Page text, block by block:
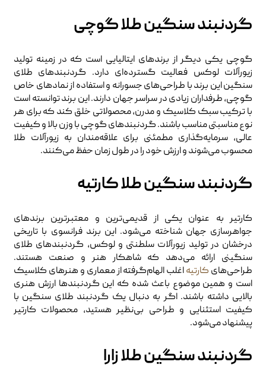
گردنبند سنگین طلا گوچی
گوچی یکی دیگر از برندهای ایتالیایی است که در زمینه تولید
زیورآلات لوکس فعالیت گسترده‌ای دارد. گردنبندهای طلای
سنگین این برند با طراحی‌های جسورانه و استفاده از نمادهای خاص
گوچی، طرفداران زیادی در سراسر جهان دارند. این برند توانسته است
با ترکیب سبک کلاسیک و مدرن، محصولاتی خلق کند که برای هر
نوع مناسبتی مناسب باشند. گردنبندهای گوچی با وزن بالا و کیفیت
عالی، سرمایه‌گذاری مطمئنی برای علاقه‌مندان به زیورآلات طلا
محسوب می‌شوند و ارزش خود را در طول زمان حفظ می‌کنند.
گردنبند سنگین طلا کارتیه
کارتیر به عنوان یکی از قدیمی‌ترین و معتبرترین برندهای
جواهرسازی جهان شناخته می‌شود. این برند فرانسوی با تاریخی
درخشان در تولید زیورآلات سلطنتی و لوکس، گردنبندهای طلای
سنگینی ارائه می‌دهد که شاهکار هنر و صنعت هستند.
طراحی‌های کارتیهاغلب الهام‌گرفته از معماری و هنرهای کلاسیک
است و همین موضوع باعث شده که این گردنبندها ارزش هنری
بالایی داشته باشند. اگر به دنبال یک گردنبند طلای سنگین با
کیفیت استثنایی و طراحی بی‌نظیر هستید، محصولات کارتیر
پیشنهاد می‌شود.
گردنبند سنگین طلا زارا